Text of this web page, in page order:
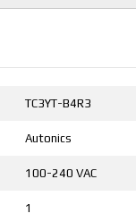
TC3YT-B4R3
Autonics
100-240 VAC
1